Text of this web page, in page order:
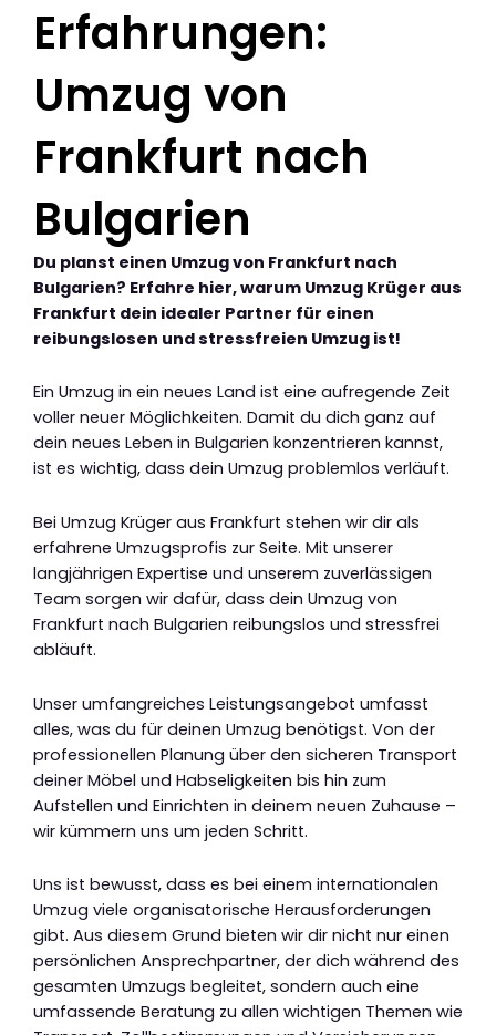
Erfahrungen:
Umzug von
Frankfurt nach
Bulgarien
Du planst einen Umzug von Frankfurt nach
Bulgarien? Erfahre hier, warum Umzug Krüger aus
Frankfurt dein idealer Partner für einen
reibungslosen und stressfreien Umzug ist!
Ein Umzug in ein neues Land ist eine aufregende Zeit
voller neuer Möglichkeiten. Damit du dich ganz auf
dein neues Leben in Bulgarien konzentrieren kannst,
ist es wichtig, dass dein Umzug problemlos verläuft.
Bei Umzug Krüger aus Frankfurt stehen wir dir als
erfahrene Umzugsprofis zur Seite. Mit unserer
langjährigen Expertise und unserem zuverlässigen
Team sorgen wir dafür, dass dein Umzug von
Frankfurt nach Bulgarien reibungslos und stressfrei
abläuft.
Unser umfangreiches Leistungsangebot umfasst
alles, was du für deinen Umzug benötigst. Von der
professionellen Planung über den sicheren Transport
deiner Möbel und Habseligkeiten bis hin zum
Aufstellen und Einrichten in deinem neuen Zuhause –
wir kümmern uns um jeden Schritt.
Uns ist bewusst, dass es bei einem internationalen
Umzug viele organisatorische Herausforderungen
gibt. Aus diesem Grund bieten wir dir nicht nur einen
persönlichen Ansprechpartner, der dich während des
gesamten Umzugs begleitet, sondern auch eine
umfassende Beratung zu allen wichtigen Themen wie